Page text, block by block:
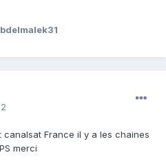
France il y a les chaines
merci